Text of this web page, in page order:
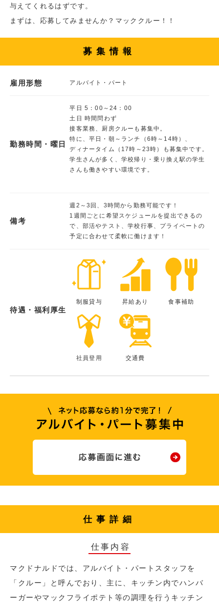
与えてくれるはずです。
まずは、応募してみませんか？マッククルー！！
募集情報
雇用形態 アルバイト・パート
勤務時間・曜日
平日 5：00～24：00
土日 時間問わず
接客業務、厨房クルーも募集中。
特に、平日・朝～ランチ（6時～14時）、
ディナータイム（17時～23時）も募集中です。
学生さんが多く、学校帰り・乗り換え駅の学生
さんも働きやすい環境です。
備考
週2～3回、3時間から勤務可能です！
1週間ごとに希望スケジュールを提出できるの
で、部活やテスト、学校行事、プライベートの
予定に合わせて柔軟に働けます！
待遇・福利厚生
制服貸与 昇給あり 食事補助
社員登用 交通費
仕事詳細
仕事内容
マクドナルドでは、アルバイト・パートスタッフを
「クルー」と呼んでおり、主に、キッチン内でハンバ
ーガーやマックフライポテト等の調理を行うキッチン